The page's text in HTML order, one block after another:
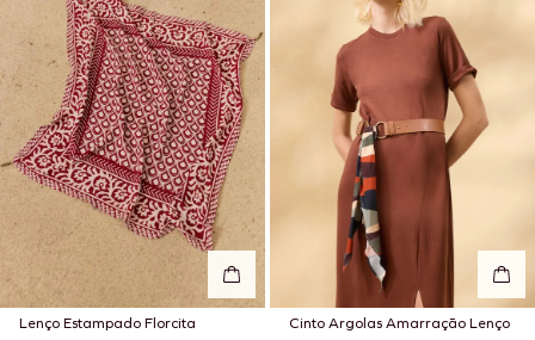
Lenço Estampado Florcita Cinto Argolas Amarração Lenço